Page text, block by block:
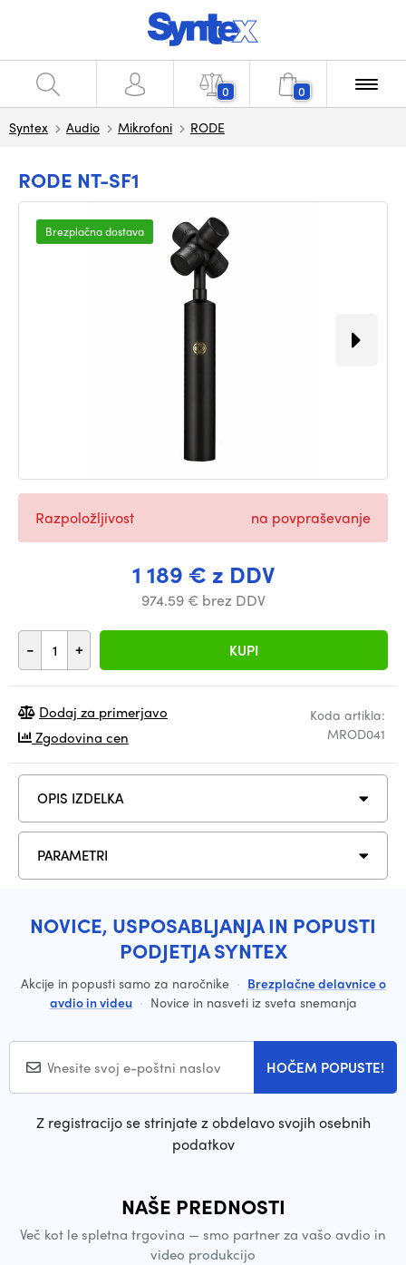
0 0
Syntex Audio Mikrofoni RODE
RODE NT-SF1
Brezplačna dostava
1 189 € z DDV
974.59 € brez DDV
- + KUPI
Razpoložljivost na povpraševanje
Koda artikla:
MROD041
Dodaj za primerjavo
Zgodovina cen
OPIS IZDELKA
PARAMETRI
NOVICE, USPOSABLJANJA IN POPUSTI
PODJETJA SYNTEX
Akcije in popusti samo za naročnike · Brezplačne delavnice o
avdio in videu · Novice in nasveti iz sveta snemanja
HOČEM POPUSTE!
Z registracijo se strinjate z obdelavo svojih osebnih
podatkov
NAŠE PREDNOSTI
Več kot le spletna trgovina — smo partner za vašo avdio in
video produkcijo